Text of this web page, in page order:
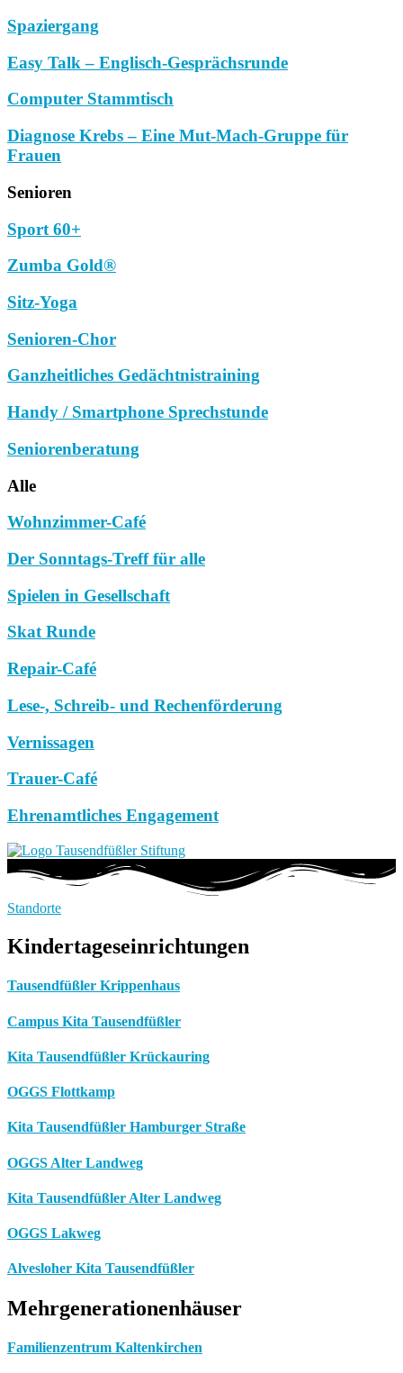
Spaziergang
Easy Talk – Englisch-Gesprächsrunde
Computer Stammtisch
Diagnose Krebs – Eine Mut-Mach-Gruppe für
Frauen
Senioren
Sport 60+
Zumba Gold®
Sitz-Yoga
Senioren-Chor
Ganzheitliches Gedächtnistraining
Handy / Smartphone Sprechstunde
Seniorenberatung
Alle
Wohnzimmer-Café
Der Sonntags-Treff für alle
Spielen in Gesellschaft
Skat Runde
Repair-Café
Lese-, Schreib- und Rechenförderung
Vernissagen
Trauer-Café
Ehrenamtliches Engagement
Standorte
Kindertageseinrichtungen
Tausendfüßler Krippenhaus
Campus Kita Tausendfüßler
Kita Tausendfüßler Krückauring
OGGS Flottkamp
Kita Tausendfüßler Hamburger Straße
OGGS Alter Landweg
Kita Tausendfüßler Alter Landweg
OGGS Lakweg
Alvesloher Kita Tausendfüßler
Mehrgenerationenhäuser
Familienzentrum Kaltenkirchen